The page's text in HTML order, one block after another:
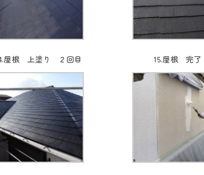
屋根 上塗り ２回目 15.屋根 完了